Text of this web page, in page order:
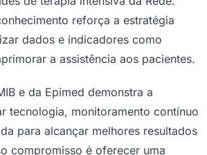
dados e indicadores como
a assistência aos pacientes.
e da Epimed demonstra a
para alcançar melhores resultados
compromisso é oferecer uma
eficiente e centrada no paciente",